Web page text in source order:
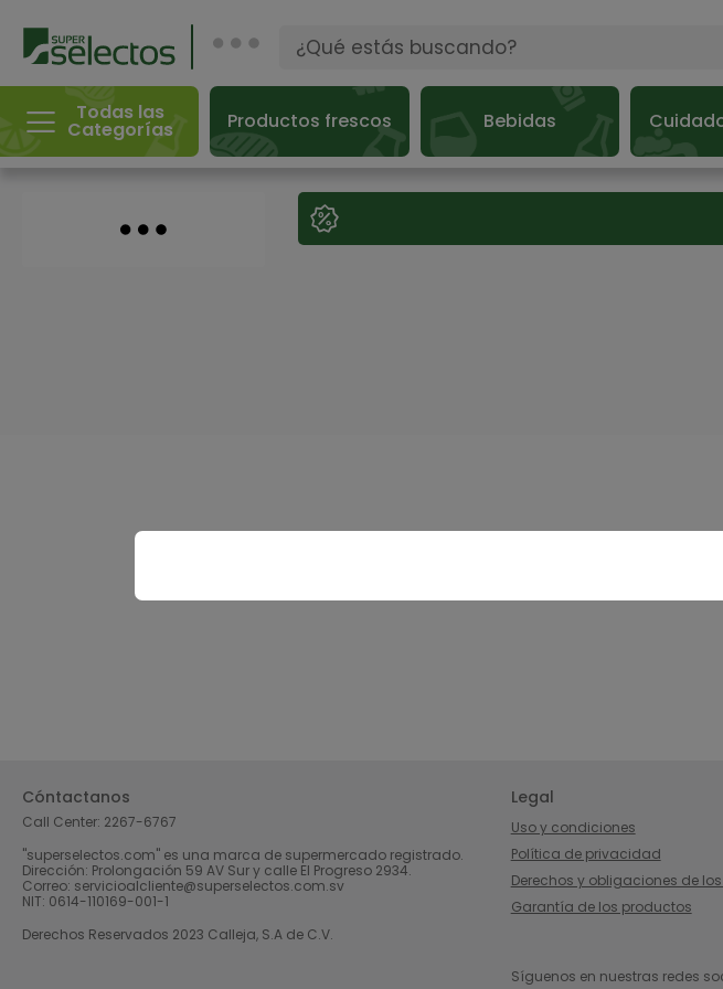
Todas las
Categorías Productos frescos Bebidas
Cóntactanos
Call Center: 2267-6767
"superselectos.com" es una marca de supermercado registrado.
Dirección: Prolongación 59 AV Sur y calle El Progreso 2934.
Correo: servicioalcliente@superselectos.com.sv
NIT: 0614-110169-001-1
Derechos Reservados 2023 Calleja, S.A de C.V.
Legal
Uso y condiciones
Política de privacidad
Derechos y obligaciones de
Garantía de los productos
Síguenos en nuestras redes